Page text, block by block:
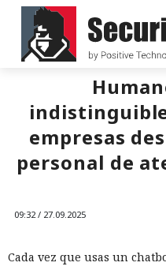
empresas
personal de
09:32 / 27.09.2025
Cada vez que usas un